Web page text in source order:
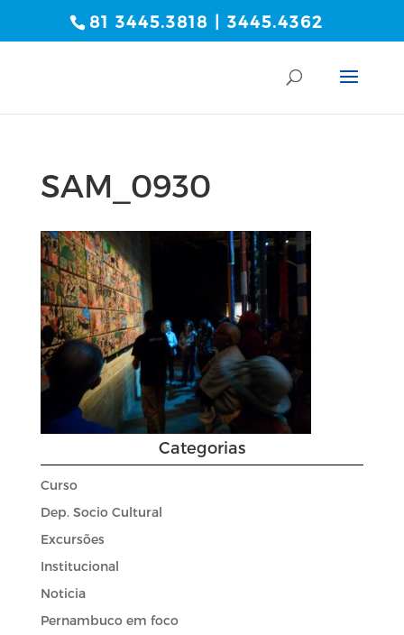
81 3445.3818 | 3445.4362
SAM_0930
Categorias
Curso
Dep. Socio Cultural
Excursões
Institucional
Noticia
Pernambuco em foco